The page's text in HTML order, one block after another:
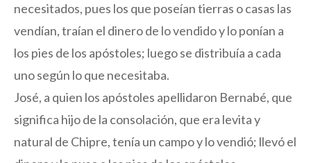
necesitados, pues los que poseían tierras o casas las
vendían, traían el dinero de lo vendido y lo ponían a
los pies de los apóstoles; luego se distribuía a cada
uno según lo que necesitaba.
José, a quien los apóstoles apellidaron Bernabé, que
significa hijo de la consolación, que era levita y
natural de Chipre, tenía un campo y lo vendió; llevó el